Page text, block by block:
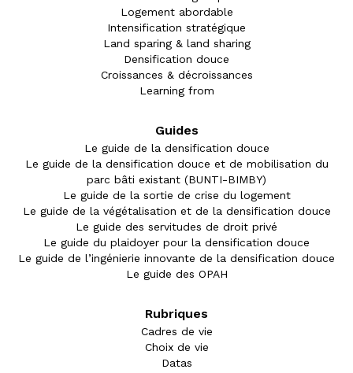
Logement abordable
Intensification stratégique
Land sparing & land sharing
Densification douce
Croissances & décroissances
Learning from
Guides
Le guide de la densification douce
Le guide de la densification douce et de mobilisation du
parc bâti existant (BUNTI-BIMBY)
Le guide de la sortie de crise du logement
Le guide de la végétalisation et de la densification douce
Le guide des servitudes de droit privé
Le guide du plaidoyer pour la densification douce
Le guide de l’ingénierie innovante de la densification douce
Le guide des OPAH
Rubriques
Cadres de vie
Choix de vie
Datas